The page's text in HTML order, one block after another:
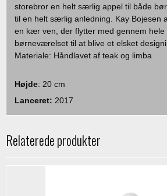
storebror en helt særlig appel til både
til en helt særlig anledning. Kay Bojesen
en kær ven, der flytter med gennem hele
børneværelset til at blive et elsket
Materiale: Håndlavet af teak og limba
Højde: 20 cm
Lanceret: 2017
Relaterede produkter